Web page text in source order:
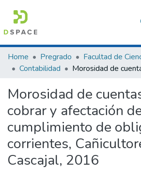
Communities & Collections
All of DSpace
Statistics
Home Pregrado
Contabilidad
Morosidad de
cobrar y afectación
cumplimiento de
corrientes,
Cascajal, 2016